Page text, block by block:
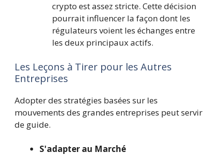
crypto est assez stricte. Cette décision
pourrait influencer la façon dont les
régulateurs voient les échanges entre
les deux principaux actifs.
Les Leçons à Tirer pour les Autres
Entreprises
Adopter des stratégies basées sur les
mouvements des grandes entreprises peut servir
de guide.
S'adapter au Marché